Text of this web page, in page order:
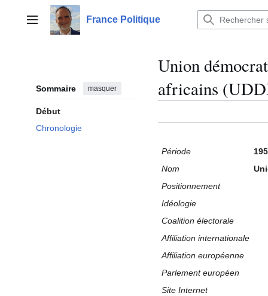
contenuMenu principalFrance Politique
Sommaire masquer
Début
Chronologie
Union
africains
Période
Nom
Positionnement
Idéologie
Coalition électorale
Affiliation internationale
Affiliation européenne
Parlement européen
Site Internet